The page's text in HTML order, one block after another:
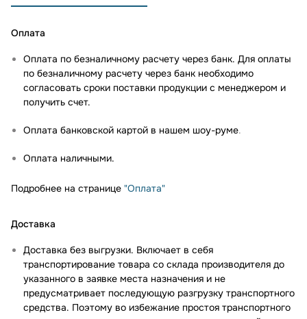
Оплата
Оплата по безналичному расчету через банк. Для оплаты
по безналичному расчету через банк необходимо
согласовать сроки поставки продукции с менеджером и
получить счет.
Оплата банковской картой в нашем шоу-руме.
Оплата наличными.
Подробнее на странице "Оплата"
Доставка
Доставка без выгрузки. Включает в себя
транспортирование товара со склада производителя до
указанного в заявке места назначения и не
предусматривает последующую разгрузку транспортного
средства. Поэтому во избежание простоя транспортного